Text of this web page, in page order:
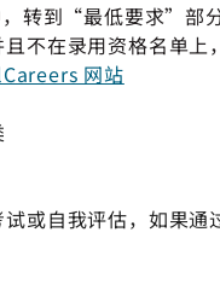
转到“最低要求”部
不在录用资格名单上
网站
或自我评估，如果